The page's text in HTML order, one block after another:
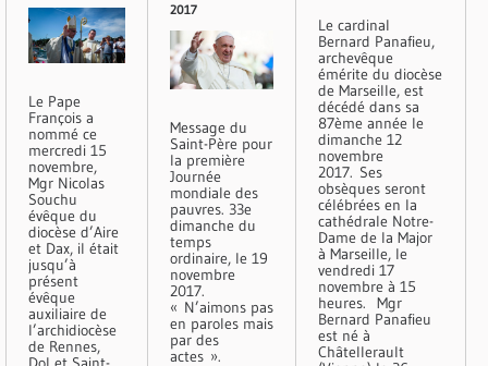
Le Pape
François a
nommé ce
mercredi 15
novembre,
Mgr Nicolas
Souchu
évêque du
diocèse d’Aire
et Dax, il était
jusqu’à
présent
évêque
auxiliaire de
l’archidiocèse
de Rennes,
2017
Message du
Saint-Père pour
la première
Journée
mondiale des
pauvres. 33e
dimanche du
temps
ordinaire, le 19
novembre
2017.
« N’aimons pas
en paroles mais
par des
actes ».
Le cardinal
Bernard Panafieu,
archevêque
émérite du diocèse
de Marseille, est
décédé dans sa
87ème année le
dimanche 12
novembre
2017. Ses
obsèques seront
célébrées en la
cathédrale Notre-
Dame de la Major
à Marseille, le
vendredi 17
novembre à 15
heures. Mgr
Bernard Panafieu
est né à
Châtellerault